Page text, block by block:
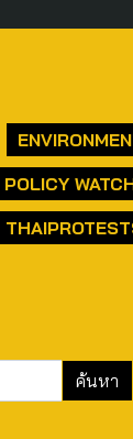
POLICY